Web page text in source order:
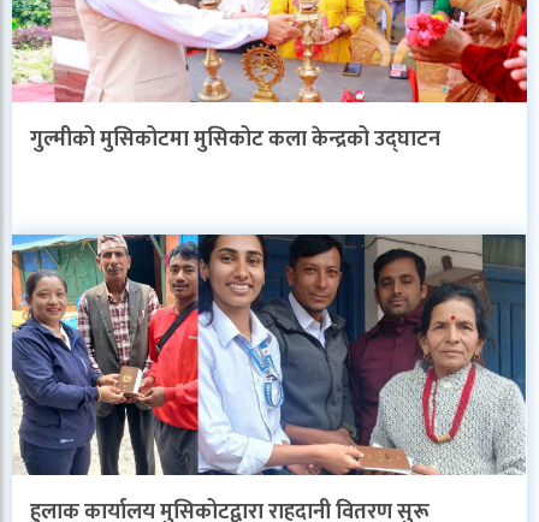
गुल्मीको मुसिकोटमा मुसिकोट कला केन्द्रको उद्घाटन
हुलाक कार्यालय मुसिकोटद्वारा राहदानी वितरण सुरू